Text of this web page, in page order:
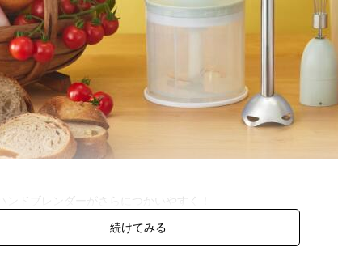
ドブレンダーがさらにつかいやすく！
ップを使えば、下ごしらえからそのまま加熱調理までおまかせ。